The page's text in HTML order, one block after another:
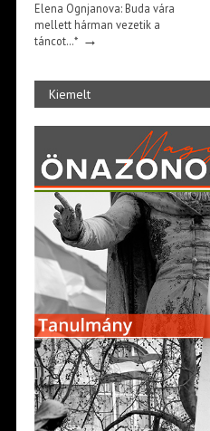
Elena Ognjanova: Buda vára
mellett hárman vezetik a
táncot…*→
Kiemelt